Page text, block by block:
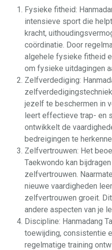
Fysieke fitheid:
intensieve sport die
kracht,
coördinatie. Door
algehele fysieke fitheid
om fysieke uitdagingen
Zelfverdediging:
jezelf te beschermen in
leert effectieve trap- en
ontwikkelt de
bedreigingen te
Zelfvertrouwen: Het
Taekwondo kan
zelfvertrouwen.
nieuwe vaardigheden
zelfvertrouwen groeit.
andere aspecten van je
Discipline: Hanmadang
toewijding, consistentie
regelmatige training